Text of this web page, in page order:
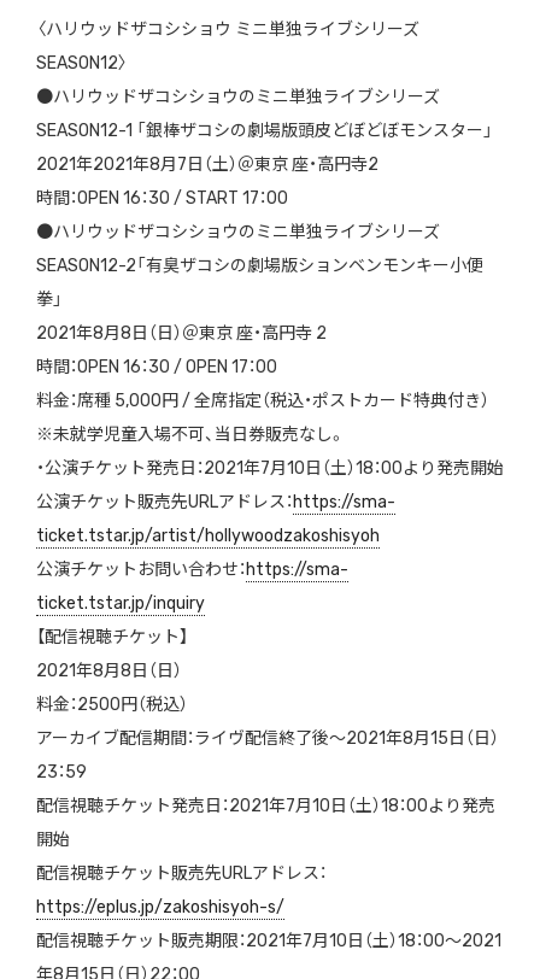
〈ハリウッドザコシショウ ミニ単独ライブシリーズ
SEASON12〉
●ハリウッドザコシショウのミニ単独ライブシリーズ
SEASON12-1 「銀棒ザコシの劇場版頭皮どぼどぼモンスター」
2021年2021年8月7日（土）＠東京 座・高円寺2
時間：OPEN 16：30 / START 17：00
●ハリウッドザコシショウのミニ単独ライブシリーズ
SEASON12-2「有臭ザコシの劇場版ションベンモンキー小便
拳」
2021年8月8日（日）＠東京 座・高円寺 2
時間：OPEN 16：30 / OPEN 17：00
料金：席種 5,000円 / 全席指定（税込・ポストカード特典付き）
※未就学児童入場不可、当日券販売なし。
・公演チケット発売日：2021年7月10日（土）18：00より発売開始
公演チケット販売先URLアドレス： https://sma-
ticket.tstar.jp/artist/hollywoodzakoshisyoh
公演チケットお問い合わせ： https://sma-
ticket.tstar.jp/inquiry
【配信視聴チケット】
2021年8月8日（日）
料金：2500円（税込）
アーカイブ配信期間：ライヴ配信終了後〜2021年8月15日（日）
23：59
配信視聴チケット発売日：2021年7月10日（土）18：00より発売
開始
配信視聴チケット販売先URLアドレス：
https://eplus.jp/zakoshisyoh-s/
配信視聴チケット販売期限：2021年7月10日（土）18：00〜2021
年8月15日（日）22：00